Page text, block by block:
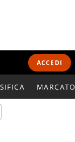
ACCEDI